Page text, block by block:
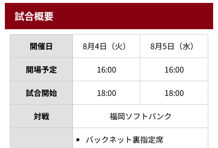
試合概要
開催日 8月4日（火）
8月5日（水）
開場予定
16:00
16:00
試合開始
18:00
18:00
対戦
福岡ソフトバンク
バックネット裏指定席